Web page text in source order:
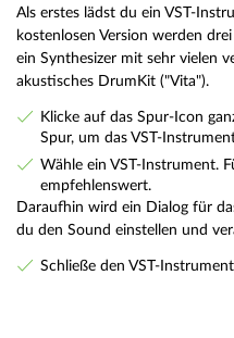
Als erstes lädst du ein VST-
kostenlosen Version werden
ein Synthesizer mit sehr vielen
akustisches DrumKit ("Vita").
Klicke auf das Spur-Icon
Spur, um das VST-
Wähle ein VST-Instrument.
empfehlenswert.
Daraufhin wird ein Dialog für
du den Sound einstellen und
Schließe den VST-